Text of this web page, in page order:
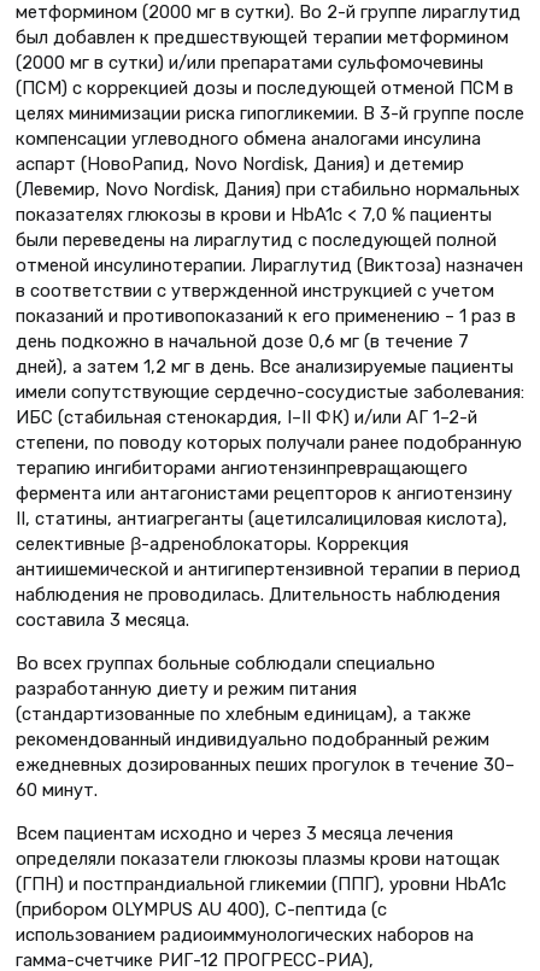
метформином (2000 мг в сутки). Во 2-й группе лираглутид
был добавлен к предшествующей терапии метформином
(2000 мг в сутки) и/или препаратами сульфомочевины
(ПСМ) с коррекцией дозы и последующей отменой ПСМ в
целях минимизации риска гипогликемии. В 3-й группе после
компенсации углеводного обмена аналогами инсулина
аспарт (НовоРапид, Novo Nordisk, Дания) и детемир
(Левемир, Novo Nordisk, Дания) при стабильно нормальных
показателях глюкозы в крови и HbA1c < 7,0 % пациенты
были переведены на лираглутид с последующей полной
отменой инсулинотерапии. Лираглутид (Виктоза) назначен
в соответствии с утвержденной инструкцией с учетом
показаний и противопоказаний к его применению – 1 раз в
день подкожно в начальной дозе 0,6 мг (в течение 7
дней), а затем 1,2 мг в день. Все анализируемые пациенты
имели сопутствующие сердечно-сосудистые заболевания:
ИБС (стабильная стенокардия, I–II ФК) и/или АГ 1–2-й
степени, по поводу которых получали ранее подобранную
терапию ингибиторами ангиотензинпревращающего
фермента или антагонистами рецепторов к ангиотензину
II, статины, антиагреганты (ацетилсалициловая кислота),
селективные β-адреноблокаторы. Коррекция
антиишемической и антигипертензивной терапии в период
наблюдения не проводилась. Длительность наблюдения
составила 3 месяца.
Во всех группах больные соблюдали специально
разработанную диету и режим питания
(стандартизованные по хлебным единицам), а также
рекомендованный индивидуально подобранный режим
ежедневных дозированных пеших прогулок в течение 30–
60 минут.
Всем пациентам исходно и через 3 месяца лечения
определяли показатели глюкозы плазмы крови натощак
(ГПН) и постпрандиальной гликемии (ППГ), уровни HbA1c
(прибором OLYMPUS AU 400), С-пептида (с
использованием радиоиммунологических наборов на
гамма-счетчике РИГ-12 ПРОГРЕСС-РИА),